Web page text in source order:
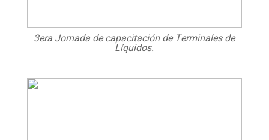
3era Jornada de capacitación de Terminales de
Líquidos.